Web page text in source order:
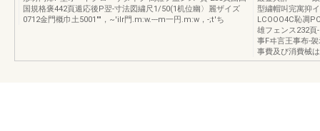
国規格褒442頁遁応後P翌-寸法図繍尺1/50(1机位幽〉麗ザイズ
0712金門概巾土5001""，~'iIr門.m:w.---m一円.m:w，-;t'ち
型繍帽叫完寓抑
LCOOO4C恥凋
雄フェンス232頁
事Fヰ言王事布-
事費及び消費械